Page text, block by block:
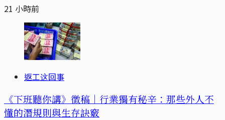
21 小時前
返工这回事
《下班聽你講》徵稿｜行業獨有秘辛：那些外人不
懂的潛規則與生存訣竅